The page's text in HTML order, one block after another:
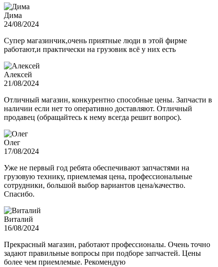
Дима
24/08/2024
Супер магазинчик,очень приятные люди в этой фирме
работают,и практически на грузовик всё у них есть
Алексей
21/08/2024
Отличный магазин, конкурентно способные цены. Запчасти в
наличии если нет то оперативно доставляют. Отличный
продавец (обращайтесь к нему всегда решит вопрос).
Олег
17/08/2024
Уже не первый год ребята обеспечивают запчастями на
грузовую технику, приемлемая цена, профессиональные
сотрудники, большой выбор вариантов цена/качество.
Спасибо.
Виталий
16/08/2024
Прекрасный магазин, работают профессионалы. Очень точно
задают правильные вопросы при подборе запчастей. Цены
более чем приемлемые. Рекомендую